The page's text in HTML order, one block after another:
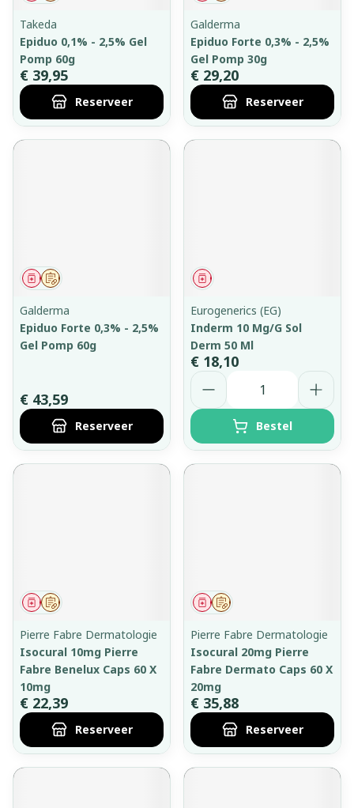
Takeda
Epiduo 0,1% - 2,5% Gel
Pomp 60g
€ 39,95
Reserveer
Galderma
Epiduo Forte 0,3% - 2,5%
Gel Pomp 30g
€ 29,20
Reserveer
Op voorschrift
Geneesmiddel
Galderma
Epiduo Forte 0,3% - 2,5%
Gel Pomp 60g
€ 43,59
Reserveer
Geneesmiddel
Eurogenerics (EG)
Inderm 10 Mg/G Sol
Derm 50 Ml
€ 18,10
Aantal
Bestel
Op voorschrift
Geneesmiddel
Pierre Fabre Dermatologie
Isocural 10mg Pierre
Fabre Benelux Caps 60 X
10mg
€ 22,39
Reserveer
Op voorschrift
Geneesmiddel
Pierre Fabre Dermatologie
Isocural 20mg Pierre
Fabre Dermato Caps 60 X
20mg
€ 35,88
Reserveer